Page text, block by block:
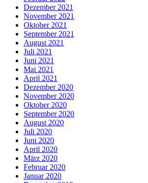
Dezember 2021
November 2021
Oktober 2021
September 2021
August 2021
Juli 2021
Juni 2021
Mai 2021
April 2021
Dezember 2020
November 2020
Oktober 2020
September 2020
August 2020
Juli 2020
Juni 2020
April 2020
März 2020
Februar 2020
Januar 2020